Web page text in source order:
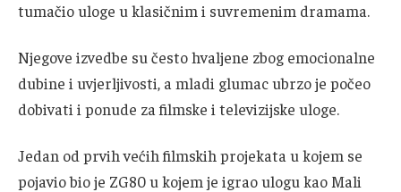
tumačio uloge u klasičnim i suvremenim dramama.
Njegove izvedbe su često hvaljene zbog emocionalne
dubine i uvjerljivosti, a mladi glumac ubrzo je počeo
dobivati i ponude za filmske i televizijske uloge.
Jedan od prvih većih filmskih projekata u kojem se
pojavio bio je ZG80 u kojem je igrao ulogu kao Mali